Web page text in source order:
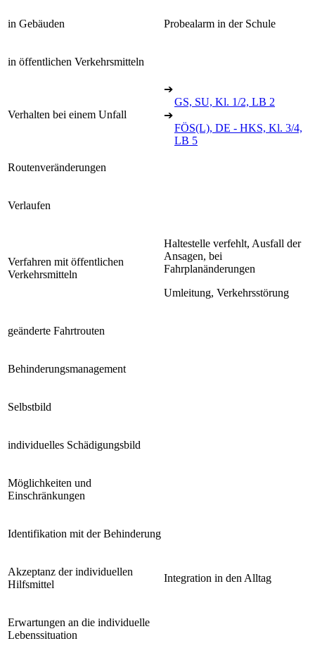
in Gebäuden Probealarm in der Schule
in öffentlichen Verkehrsmitteln
Verhalten bei einem Unfall
➔
GS, SU, Kl. 1/2, LB 2
➔
FÖS(L), DE - HKS, Kl. 3/4,
LB 5
Routenveränderungen
Verlaufen
Verfahren mit öffentlichen
Verkehrsmitteln
Haltestelle verfehlt, Ausfall der
Ansagen, bei
Fahrplanänderungen
Umleitung, Verkehrsstörung
geänderte Fahrtrouten
Behinderungsmanagement
Selbstbild
individuelles Schädigungsbild
Möglichkeiten und
Einschränkungen
Identifikation mit der Behinderung
Akzeptanz der individuellen
Hilfsmittel
Integration in den Alltag
Erwartungen an die individuelle
Lebenssituation